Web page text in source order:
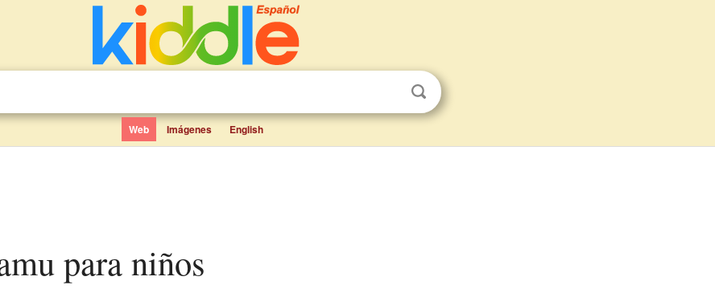
Web Imágenes English
para niños